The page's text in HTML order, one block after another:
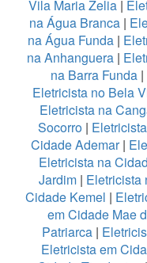
Vila Maria Zelia|
na Água Branca |
na Água Funda|
na Anhanguera|
na Barra Funda |
Eletricista no Bela
Eletricista na
Socorro |
Cidade Ademar|
Eletricista na
Jardim | Eletricista
Cidade Kemel |
em Cidade Mae
Patriarca |
Eletricista em